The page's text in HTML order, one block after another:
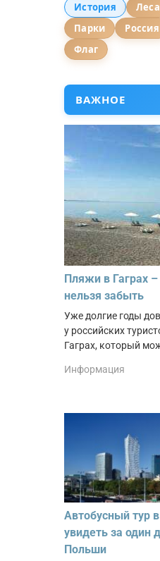
История
Леса
Парки
Россия
Флаг
ВАЖНОЕ
Пляжи в Гаграх
нельзя забыть
Уже долгие годы
у российских
Гаграх, который
Информация
Автобусный тур
увидеть за один
Польши